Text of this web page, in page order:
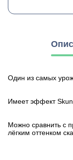
Один из самых
Имеет эффект
Можно сравнить с
лёгким оттенком